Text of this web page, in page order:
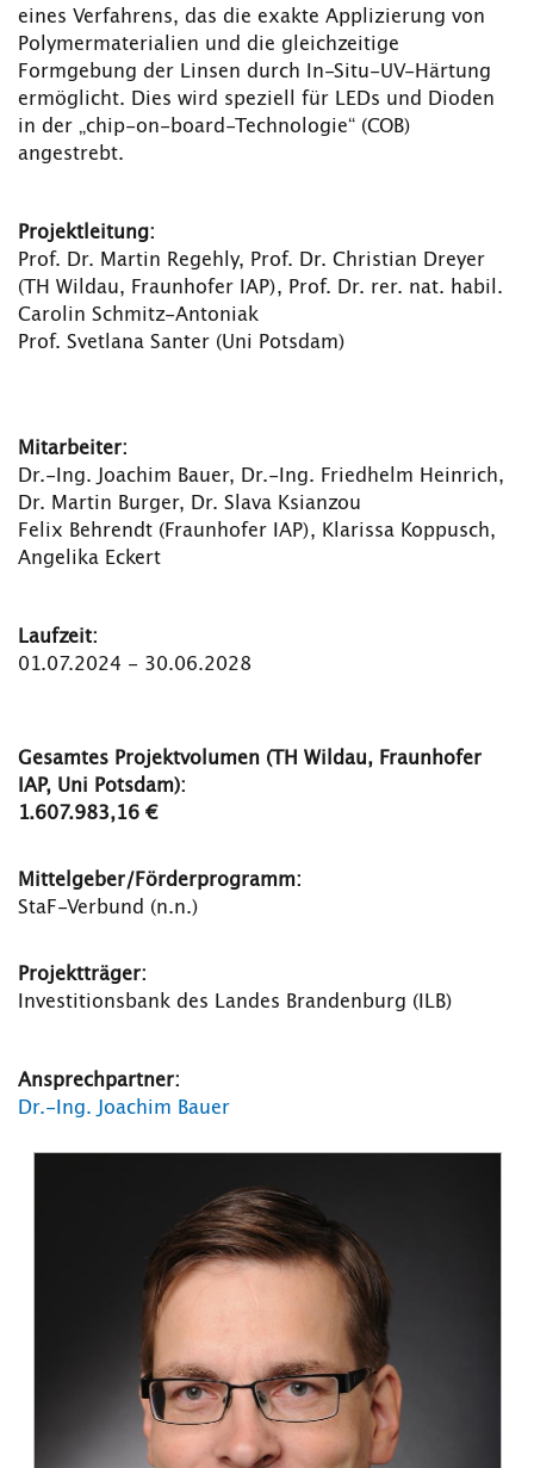
eines Verfahrens, das die exakte Applizierung von
Polymermaterialien und die gleichzeitige
Formgebung der Linsen durch In-Situ-UV-Härtung
ermöglicht. Dies wird speziell für LEDs und Dioden
in der „chip-on-board-Technologie“ (COB)
angestrebt.
Projektleitung:
Prof. Dr. Martin Regehly, Prof. Dr. Christian Dreyer
(TH Wildau, Fraunhofer IAP), Prof. Dr. rer. nat. habil.
Carolin Schmitz-Antoniak
Prof. Svetlana Santer (Uni Potsdam)
Mitarbeiter:
Dr.-Ing. Joachim Bauer, Dr.-Ing. Friedhelm Heinrich,
Dr. Martin Burger, Dr. Slava Ksianzou
Felix Behrendt (Fraunhofer IAP), Klarissa Koppusch,
Angelika Eckert
Laufzeit:
01.07.2024 - 30.06.2028
Gesamtes Projektvolumen (TH Wildau, Fraunhofer
IAP, Uni Potsdam):
1.607.983,16 €
Mittelgeber/Förderprogramm:
StaF-Verbund (n.n.)
Projektträger:
Investitionsbank des Landes Brandenburg (ILB)
Ansprechpartner:
Dr.-Ing. Joachim Bauer